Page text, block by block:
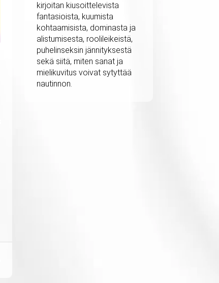
kirjoitan kiusoittelevista
fantasioista, kuumista
kohtaamisista, dominasta ja
alistumisesta, roolileikeistä,
puhelinseksin jännityksestä
sekä siitä, miten sanat ja
mielikuvitus voivat sytyttää
nautinnon.